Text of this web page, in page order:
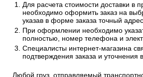
Для расчета стоимости доставки в
необходимо оформить заказ на
указав в форме заказа точный
При оформлении необходимо
полностью, номер телефона и
Специалисты интернет-магазина
подтверждения заказа и уточнения
Любой груз, отправляемый